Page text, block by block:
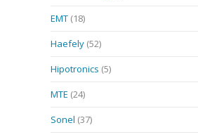
EMT (18)
Haefely (52)
Hipotronics (5)
MTE (24)
Sonel (37)